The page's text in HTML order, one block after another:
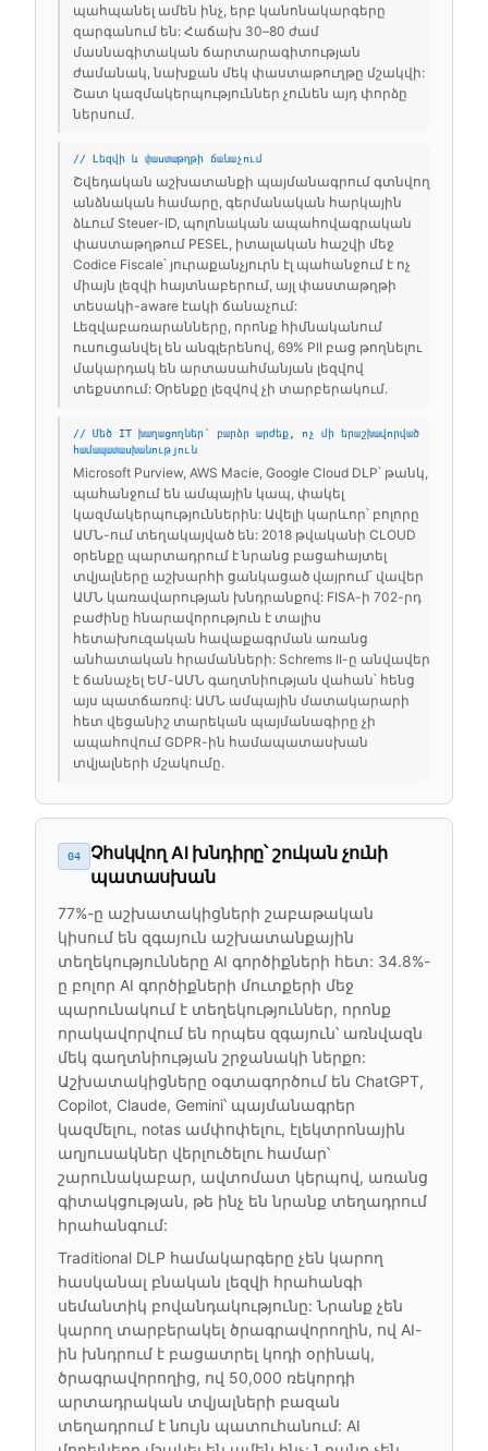
պահպանել ամեն ինչ, երբ կանոնակարգերը
զարգանում են: Հաճախ 30–80 ժամ
մասնագիտական ճարտարագիտության
ժամանակ, նախքան մեկ փաստաթուղթը մշակվի:
Շատ կազմակերպություններ չունեն այդ փորձը
ներսում.
// Լեզվի և փաստաթղթի ճանաչում
Շվեդական աշխատանքի պայմանագրում գտնվող
անձնական համարը, գերմանական հարկային
ձևում Steuer-ID, պոլոնական ապահովագրական
փաստաթղթում PESEL, իտալական հաշվի մեջ
Codice Fiscale՝ յուրաքանչյուրն էլ պահանջում է ոչ
միայն լեզվի հայտնաբերում, այլ փաստաթղթի
տեսակի-aware էակի ճանաչում:
Լեզվաբառարանները, որոնք հիմնականում
ուսուցանվել են անգլերենով, 69% PII բաց թողնելու
մակարդակ են արտասահմանյան լեզվով
տեքստում: Օրենքը լեզվով չի տարբերակում.
// Մեծ IT խաղացողներ՝ բարձր արժեք, ոչ մի երաշխավորված
համապատասխանություն
Microsoft Purview, AWS Macie, Google Cloud DLP՝ թանկ,
պահանջում են ամպային կապ, փակել
կազմակերպություններին: Ավելի կարևոր՝ բոլորը
ԱՄՆ-ում տեղակայված են: 2018 թվականի CLOUD
օրենքը պարտադրում է նրանց բացահայտել
տվյալները աշխարհի ցանկացած վայրում՝ վավեր
ԱՄՆ կառավարության խնդրանքով: FISA-ի 702-րդ
բաժինը հնարավորություն է տալիս
հետախուզական հավաքագրման առանց
անհատական հրամանների: Schrems II-ը անվավեր
է ճանաչել ԵՄ-ԱՄՆ գաղտնիության վահան՝ հենց
այս պատճառով: ԱՄՆ ամպային մատակարարի
հետ վեցանիշ տարեկան պայմանագիրը չի
ապահովում GDPR-ին համապատասխան
տվյալների մշակումը.
04
Չհսկվող AI խնդիրը՝ շուկան չունի
պատասխան
77%-ը աշխատակիցների շաբաթական
կիսում են զգայուն աշխատանքային
տեղեկությունները AI գործիքների հետ: 34.8%-
ը բոլոր AI գործիքների մուտքերի մեջ
պարունակում է տեղեկություններ, որոնք
որակավորվում են որպես զգայուն՝ առնվազն
մեկ գաղտնիության շրջանակի ներքո:
Աշխատակիցները օգտագործում են ChatGPT,
Copilot, Claude, Gemini՝ պայմանագրեր
կազմելու, notas ամփոփելու, էլեկտրոնային
աղյուսակներ վերլուծելու համար՝
շարունակաբար, ավտոմատ կերպով, առանց
գիտակցության, թե ինչ են նրանք տեղադրում
հրահանգում:
Traditional DLP համակարգերը չեն կարող
հասկանալ բնական լեզվի հրահանգի
սեմանտիկ բովանդակությունը: Նրանք չեն
կարող տարբերակել ծրագրավորողին, ով AI-
ին խնդրում է բացատրել կոդի օրինակ,
ծրագրավորողից, ով 50,000 ռեկորդի
արտադրական տվյալների բազան
տեղադրում է նույն պատուհանում: AI